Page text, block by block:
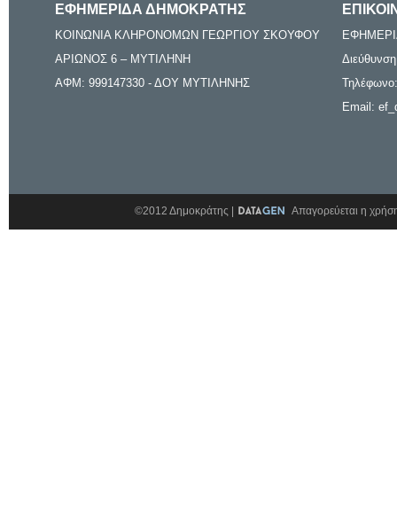
ΕΦΗΜΕΡΙΔΑ ΔΗΜΟΚΡΑΤΗΣ
ΚΟΙΝΩΝΙΑ ΚΛΗΡΟΝΟΜΩΝ ΓΕΩΡΓΙΟΥ ΣΚΟΥΦΟΥ
ΑΡΙΩΝΟΣ 6 – ΜΥΤΙΛΗΝΗ
ΑΦΜ: 999147330 - ΔΟΥ ΜΥΤΙΛΗΝΗΣ
Email:
©2012 Δημοκράτης | Απαγορεύεται η